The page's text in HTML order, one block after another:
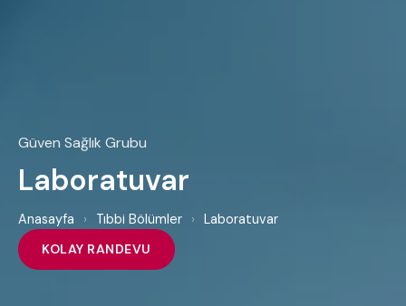
Güven Sağlık Grubu
Laboratuvar
Anasayfa › Tıbbi Bölümler ›
Laboratuvar
KOLAY RANDEVU